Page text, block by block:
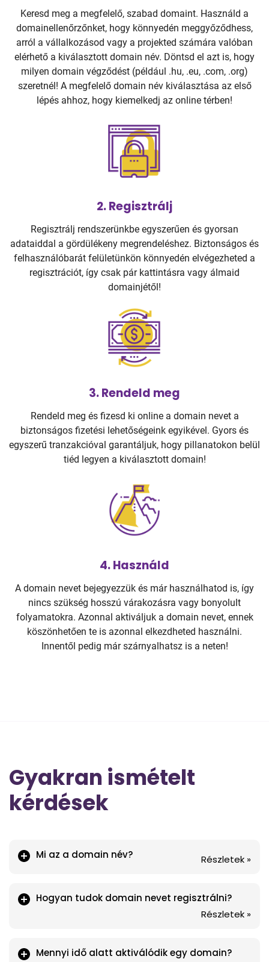
Keresd meg a megfelelő, szabad domaint. Használd a
domainellenőrzőnket, hogy könnyedén meggyőződhess,
arról a vállalkozásod vagy a projekted számára valóban
elérhető a kiválasztott domain név. Döntsd el azt is, hogy
milyen domain végződést (például .hu, .eu, .com, .org)
szeretnél! A megfelelő domain név kiválasztása az első
lépés ahhoz, hogy kiemelkedj az online térben!
2. Regisztrálj
Regisztrálj rendszerünkbe egyszerűen és gyorsan
adataiddal a gördülékeny megrendeléshez. Biztonságos és
felhasználóbarát felületünkön könnyedén elvégezheted a
regisztrációt, így csak pár kattintásra vagy álmaid
domainjétől!
3. Rendeld meg
Rendeld meg és fizesd ki online a domain nevet a
biztonságos fizetési lehetőségeink egyikével. Gyors és
egyszerű tranzakcióval garantáljuk, hogy pillanatokon belül
tiéd legyen a kiválasztott domain!
4. Használd
A domain nevet bejegyezzük és már használhatod is, így
nincs szükség hosszú várakozásra vagy bonyolult
folyamatokra. Azonnal aktiváljuk a domain nevet, ennek
köszönhetően te is azonnal elkezdheted használni.
Innentől pedig már szárnyalhatsz is a neten!
Gyakran ismételt
kérdések
Mi az a domain név? Részletek »
Hogyan tudok domain nevet regisztrálni?
Részletek »
Mennyi idő alatt aktiválódik egy domain?